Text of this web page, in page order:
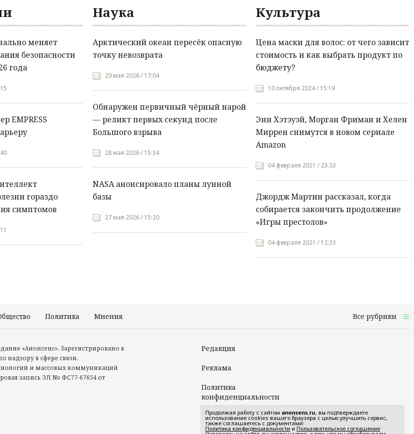
меняет
безопасности
года
EMPRESS
гораздо
симптомов
Наука
Арктический океан пересёк опасную
точку невозврата
29 мая 2026 / 17:04
Обнаружен первичный чёрный нарой
— реликт первых секунд после
Большого взрыва
28 мая 2026 / 15:34
NASA анонсировало планы лунной
базы
27 мая 2026 / 15:20
Культура
Цена маски для волос: от чего зависит
стоимость и как выбрать продукт по
бюджету?
10 октября 2024 / 15:19
Энн Хэтэуэй, Морган Фриман и Хелен
Миррен снимутся в новом сериале
Amazon
04 февраля 2021 / 23:33
Джордж Мартин рассказал, когда
собирается закончить продолжение
«Игры престолов»
04 февраля 2021 / 12:33
Политика Мнения Все рубрики
«Анонсенс». Зарегистрировано в
надзору в сфере связи,
и массовых коммуникаций
запись ЭЛ No ФС77-67654 от
Редакция
Реклама
Политика
конфиденциальности
Пользовательское
соглашение
Продолжая работу с сайтом anonsens.ru, вы подтверждаете
использование cookies вашего браузера с целью улучшить сервис,
также соглашаетесь с документами:
Политика конфиденциальности и Пользовательское соглашение